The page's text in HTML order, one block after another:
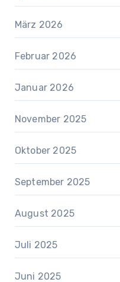
März 2026
Februar 2026
Januar 2026
November 2025
Oktober 2025
September 2025
August 2025
Juli 2025
Juni 2025